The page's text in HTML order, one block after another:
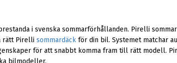
i svenska sommarförhållanden. Pirelli
rätt Pirelli sommardäckför din bil. Systemet matchar
för att snabbt komma fram till rätt modell.
bilmodeller.